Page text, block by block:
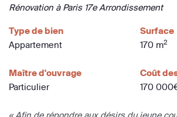
Rénovation à Paris 17e Arrondissement
Type de bien
Appartement
Surface
170 m2
Maître d'ouvrage
Particulier
Coût
170